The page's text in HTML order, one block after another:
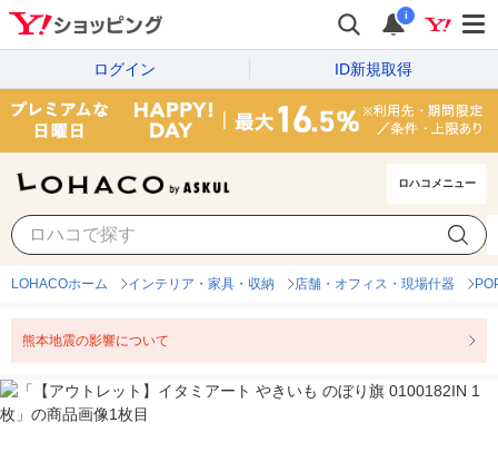
i
ログイン ID新規取得
ロハコメニュー
LOHACOホーム インテリア・家具・収納 店舗・オフィス・現場什器
熊本地震の影響について